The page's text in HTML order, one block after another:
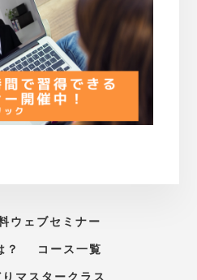
ウェブセミナー
？ コース一覧
マスタークラス